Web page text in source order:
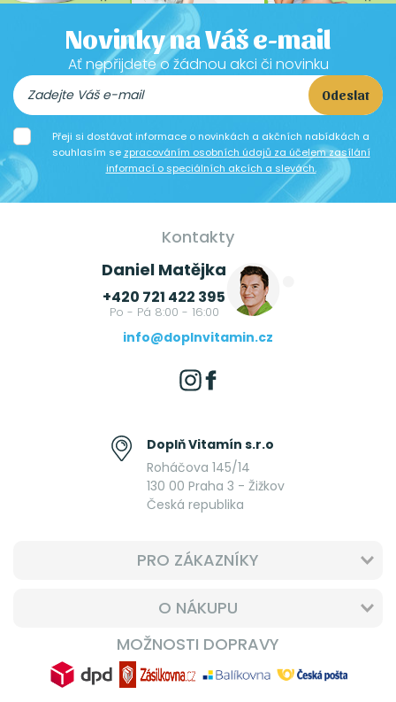
Novinky na Váš e-mail
Ať nepřijdete o žádnou akci či novinku
Odeslat
Přeji si dostávat informace o novinkách a akčních nabídkách a
souhlasím se zpracováním osobních údajů za účelem zasílání
informací o speciálních akcích a slevách.
Kontakty
Daniel Matějka
+420 721 422 395
Po - Pá 8:00 - 16:00
info@doplnvitamin.cz
Doplň Vitamín s.r.o
Roháčova 145/14
130 00 Praha 3 - Žižkov
Česká republika
PRO ZÁKAZNÍKY
O NÁKUPU
MOŽNOSTI DOPRAVY